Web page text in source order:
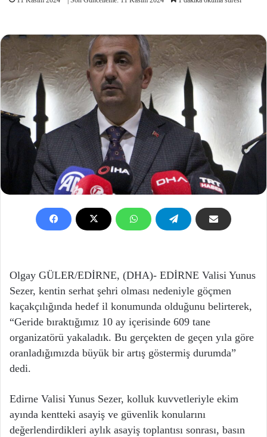
Olgay GÜLER/EDİRNE, (DHA)- EDİRNE Valisi Yunus
Sezer, kentin serhat şehri olması nedeniyle göçmen
kaçakçılığında hedef il konumunda olduğunu belirterek,
“Geride bıraktığımız 10 ay içerisinde 609 tane
organizatörü yakaladık. Bu gerçekten de geçen yıla göre
oranladığımızda büyük bir artış göstermiş durumda”
dedi.
Edirne Valisi Yunus Sezer, kolluk kuvvetleriyle ekim
ayında kentteki asayiş ve güvenlik konularını
değerlendirdikleri aylık asayiş toplantısı sonrası, basın